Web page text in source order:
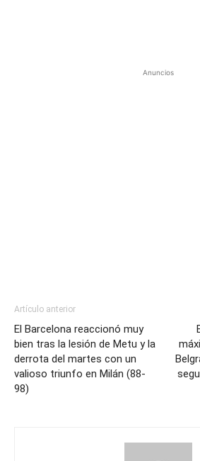
Anuncios
Artículo anterior
El Barcelona reaccionó muy
bien tras la lesión de Metu y la
derrota del martes con un
valioso triunfo en Milán (88-
98)